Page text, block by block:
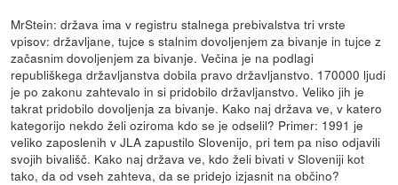
MrStein: država ima v registru stalnega prebivalstva tri vrste
vpisov: državljane, tujce s stalnim dovoljenjem za bivanje in tujce z
začasnim dovoljenjem za bivanje. Večina je na podlagi
republiškega državljanstva dobila pravo državljanstvo. 170000 ljudi
je po zakonu zahtevalo in si pridobilo državljanstvo. Veliko jih je
takrat pridobilo dovoljenja za bivanje. Kako naj država ve, v katero
kategorijo nekdo želi oziroma kdo se je odselil? Primer: 1991 je
veliko zaposlenih v JLA zapustilo Slovenijo, pri tem pa niso odjavili
svojih bivališč. Kako naj država ve, kdo želi bivati v Sloveniji kot
tako, da od vseh zahteva, da se pridejo izjasnit na občino?